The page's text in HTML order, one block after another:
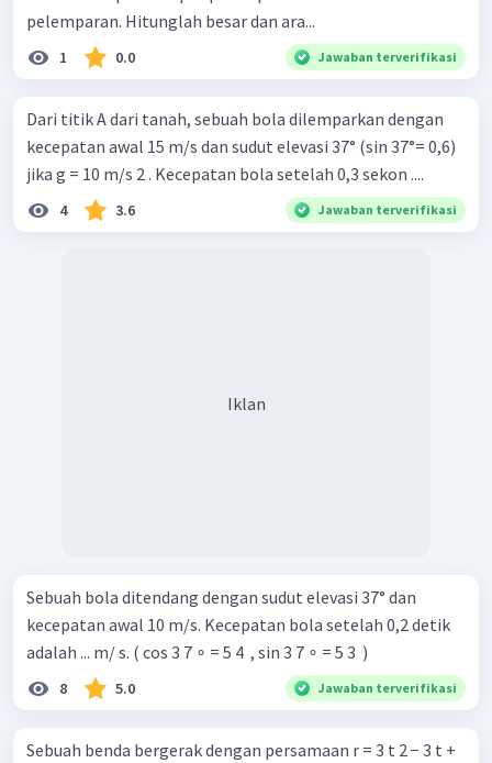
pelemparan. Hitunglah besar dan ara...
1 0.0 Jawaban terverifikasi
Dari titik A dari tanah, sebuah bola dilemparkan dengan
kecepatan awal 15 m/s dan sudut elevasi 37° (sin 37°= 0,6)
jika g = 10 m/s 2 . Kecepatan bola setelah 0,3 sekon ....
4 3.6 Jawaban terverifikasi
Iklan
Sebuah bola ditendang dengan sudut elevasi 37° dan
kecepatan awal 10 m/s. Kecepatan bola setelah 0,2 detik
adalah ... m/ s. ( cos 3 7 ∘ = 5 4 ​ , sin 3 7 ∘ = 5 3 ​ )
8 5.0 Jawaban terverifikasi
Sebuah benda bergerak dengan persamaan r = 3 t 2 − 3 t +